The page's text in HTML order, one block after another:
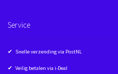
Service
✔ Snelle verzending via PostNL
✔ Veilig betalen via i-Deal